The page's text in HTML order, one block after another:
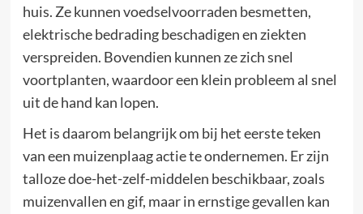
huis. Ze kunnen voedselvoorraden besmetten,
elektrische bedrading beschadigen en ziekten
verspreiden. Bovendien kunnen ze zich snel
voortplanten, waardoor een klein probleem al snel
uit de hand kan lopen.
Het is daarom belangrijk om bij het eerste teken
van een muizenplaag actie te ondernemen. Er zijn
talloze doe-het-zelf-middelen beschikbaar, zoals
muizenvallen en gif, maar in ernstige gevallen kan